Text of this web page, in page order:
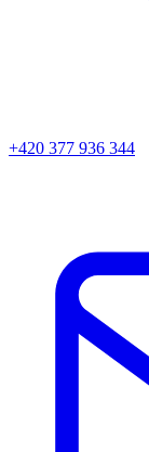
+420 377 936 344